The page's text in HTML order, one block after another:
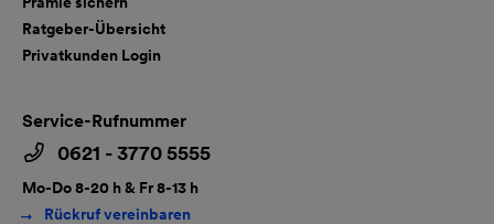
Ratgeber-Übersicht
Privatkunden Login
Service-Rufnummer
0621 - 3770 5555
Mo-Do 8-20 h & Fr 8-13 h
Rückruf vereinbaren